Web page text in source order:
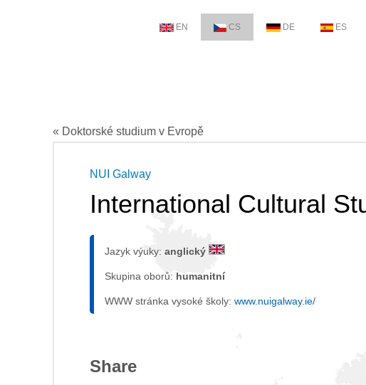
EN CS DE ES
« Doktorské studium v Evropě
NUI Galway
International Cultural
Jazyk výuky: anglický
Skupina oborů: humanitní
WWW stránka vysoké školy: www.nuigalway.ie/
Share